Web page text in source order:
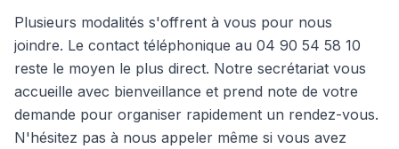
Plusieurs modalités s'offrent à vous pour nous
joindre. Le contact téléphonique au 04 90 54 58 10
reste le moyen le plus direct. Notre secrétariat vous
accueille avec bienveillance et prend note de votre
demande pour organiser rapidement un rendez-vous.
N'hésitez pas à nous appeler même si vous avez